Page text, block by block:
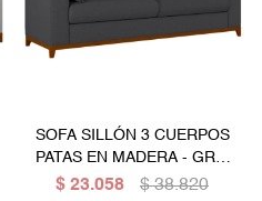
SOFA SILLÓN 3 CUERPOS
PATAS EN MADERA - GRIS
OSCURO
$ 23.058 $ 38.820